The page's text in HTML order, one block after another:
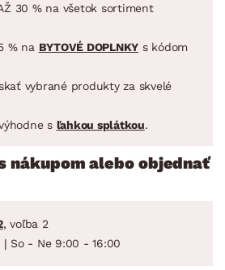
30 % na všetok sortiment
% na BYTOVÉ DOPLNKY s kódom
vybrané produkty za skvelé
s ľahkou splátkou.
nákupom alebo objednať
, voľba 2
So - Ne 9:00 - 16:00